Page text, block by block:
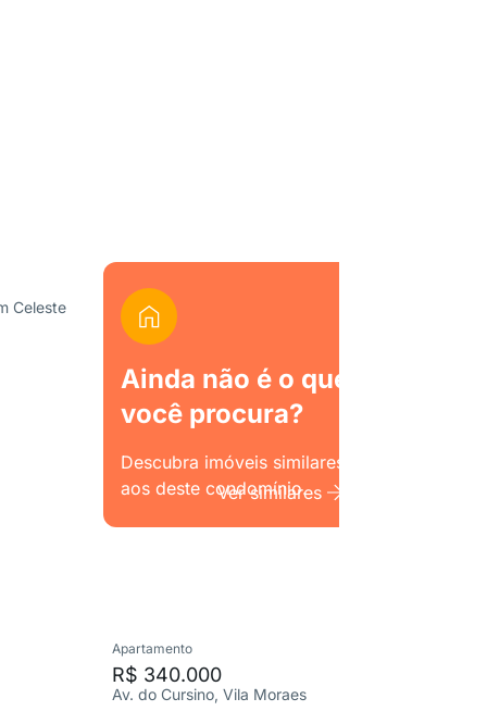
Celeste
Ainda não é o que
você procura?
Descubra imóveis similares
aos deste condomínio.
Ver similares
Apartamento
R$ 340.000
Av. do Cursino, Vila Moraes